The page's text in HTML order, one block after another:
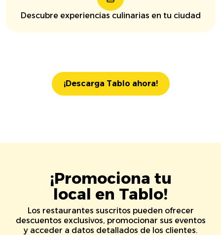
Descubre experiencias culinarias en tu ciudad
¡Descarga Tablo ahora!
¡Promociona tu
local en Tablo!
Los restaurantes suscritos pueden ofrecer
descuentos exclusivos, promocionar sus eventos
y acceder a datos detallados de los clientes.